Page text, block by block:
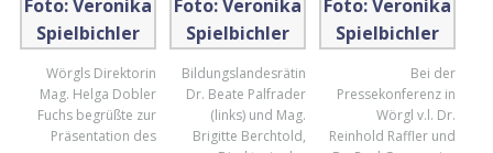
Wörgls Direktorin
Mag. Helga Dobler
Fuchs begrüßte zur
Präsentation des
Bildungslandesrätin
Dr. Beate Palfrader
(links) und Mag.
Brigitte Berchtold,
Bei der
Pressekonferenz in
Wörgl v.l. Dr.
Reinhold Raffler und